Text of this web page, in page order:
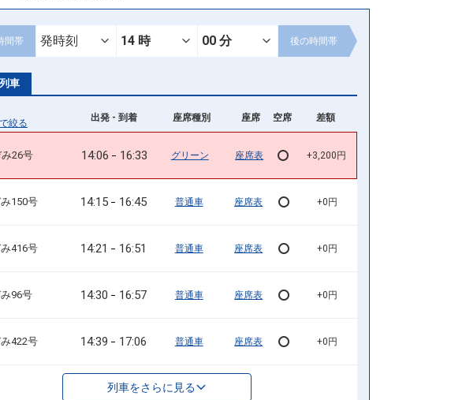
間帯 後の時間帯
車
絞る
出発 - 到着 座席種別 座席 空席 差額
26号 14:06 16:33 グリーン 座席表 +3,200円
150号 14:15 16:45 普通車 座席表 +0円
416号 14:21 16:51 普通車 座席表 +0円
96号 14:30 16:57 普通車 座席表 +0円
422号 14:39 17:06 普通車 座席表 +0円
列車をさらに見る